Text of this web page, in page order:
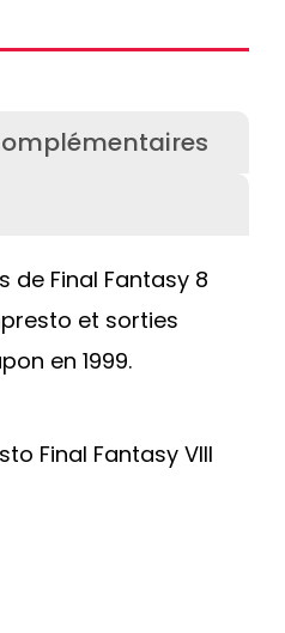
de Final Fantasy 8
et sorties
en 1999.
Final Fantasy VIII